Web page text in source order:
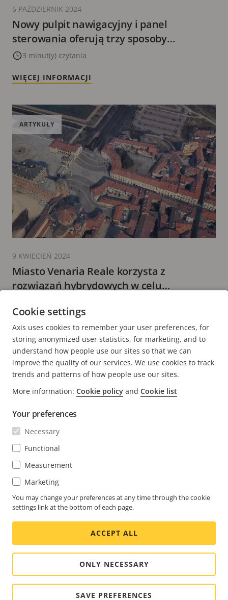
Nowy pulpit nawigacyjny i panel
sterowania oferują trzy sposoby
korzystania z metadanych w Milestone
3 minut(y) czytania
6 PAŹDZIERNIK 2024
WIĘCEJ INFORMACJI
Miasto Venaria Reale korzysta z
rozwiązań hybrydowych w celu
odwiedzających
ARTYKUŁY
9 KWIECIEŃ 2024
WIĘCEJ INFORMACJI
FOOTER
KONTAKT
Kontakt z nami
Experience Center
WIADOMOŚCI I HISTORIE
Opinie użytkowników
Life at Axis
Engineering at Axis
SUBSKRYBUJ
Subskrybuj biuletyn
Subskrybuj wiadomości e-mail z powiadomieniami
dotyczącymi bezpieczeństwa firmy Axis
POLAND / POLSKI MATERIAŁY PRASOWE
Social
Media
Menu
Facebook
Linkedin
Youtube
X
(Twitter)
Instagram
Cookie settings Oznaczenie
© 2026 Axis Communications AB. Wszelkie prawa
Cookie settings
Axis uses cookies to remember your user preferences, for
storing anonymized user statistics, for marketing, and to
understand how people use our sites so that we can
improve the quality of our services. We use cookies to track
trends and patterns of how people use our sites.
More information: Cookie policy and Cookie list
Your preferences
Necessary
Functional
Measurement
Marketing
You may change your preferences at any time through the cookie
settings link at the bottom of each page.
ACCEPT ALL
ONLY NECESSARY
SAVE PREFERENCES